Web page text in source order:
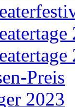
Preis
2023